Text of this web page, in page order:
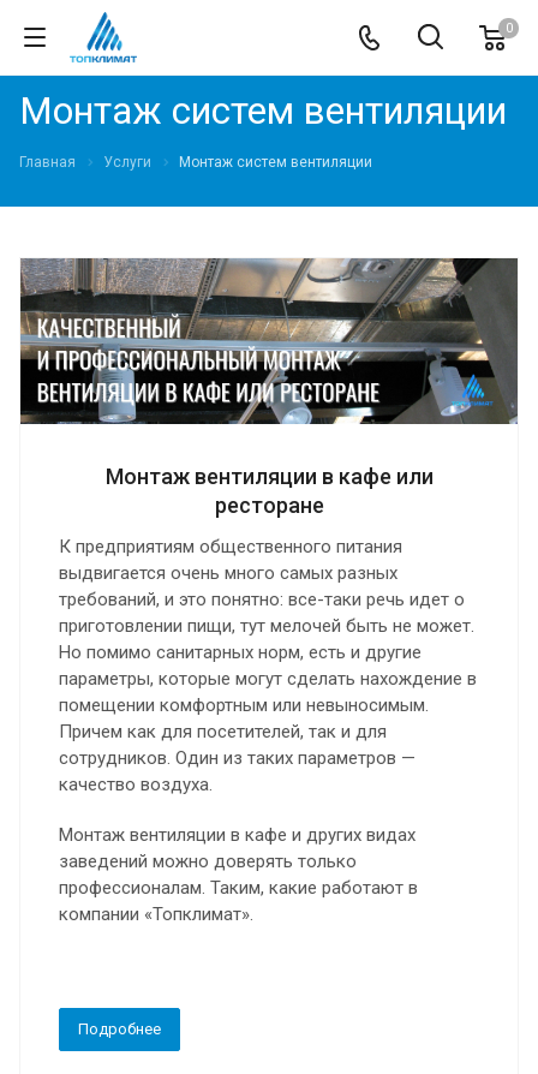
0
Монтаж систем вентиляции
Главная Услуги Монтаж систем вентиляции
Монтаж вентиляции в кафе или
ресторане
К предприятиям общественного питания
выдвигается очень много самых разных
требований, и это понятно: все-таки речь идет о
приготовлении пищи, тут мелочей быть не может.
Но помимо санитарных норм, есть и другие
параметры, которые могут сделать нахождение в
помещении комфортным или невыносимым.
Причем как для посетителей, так и для
сотрудников. Один из таких параметров —
качество воздуха.
Монтаж вентиляции в кафе и других видах
заведений можно доверять только
профессионалам. Таким, какие работают в
компании «Топклимат».
Подробнее